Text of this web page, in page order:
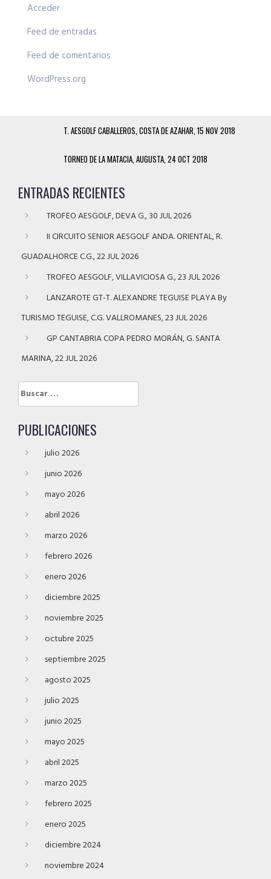
Acceder
Feed de entradas
Feed de comentarios
WordPress.org
T. AESGOLF CABALLEROS, COSTA DE AZAHAR, 15 NOV 2018
TORNEO DE LA MATACIA, AUGUSTA, 24 OCT 2018
ENTRADAS RECIENTES
TROFEO AESGOLF, DEVA G., 30 JUL 2026
II CIRCUITO SENIOR AESGOLF ANDA. ORIENTAL, R.
GUADALHORCE C.G., 22 JUL 2026
TROFEO AESGOLF, VILLAVICIOSA G., 23 JUL 2026
LANZAROTE GT-T. ALEXANDRE TEGUISE PLAYA By
TURISMO TEGUISE, C.G. VALLROMANES, 23 JUL 2026
GP CANTABRIA COPA PEDRO MORÁN, G. SANTA
MARINA, 22 JUL 2026
Buscar:
PUBLICACIONES
julio 2026
junio 2026
mayo 2026
abril 2026
marzo 2026
febrero 2026
enero 2026
diciembre 2025
noviembre 2025
octubre 2025
septiembre 2025
agosto 2025
julio 2025
junio 2025
mayo 2025
abril 2025
marzo 2025
febrero 2025
enero 2025
diciembre 2024
noviembre 2024